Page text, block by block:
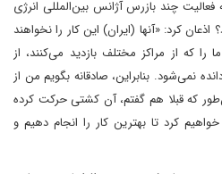
چند بازرس آژانس بین‌المللی انرژی
کرد: «آنها (ایران)‌ این کار را نخواهند
را که از مراکز مختلف بازدید می‌کنند، از
نمی‌شود. بنابراین، صادقانه بگویم‌ من از
که قبلا هم گفتم، آن کشتی حرکت کرده
کرد تا بهترین کار را انجام دهیم و